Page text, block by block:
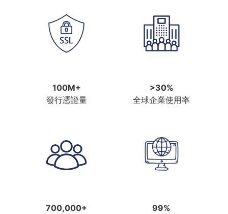
100M+
發行憑證量
>30%
全球企業使用率
700,000+
99%